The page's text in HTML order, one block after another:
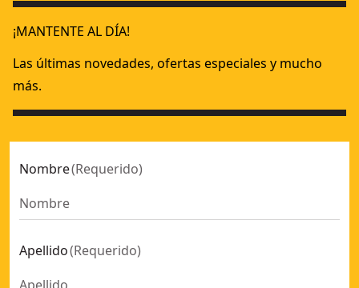
¡MANTENTE AL DÍA!
Las últimas novedades, ofertas especiales y mucho
más.
Nombre(Requerido)
Apellido(Requerido)